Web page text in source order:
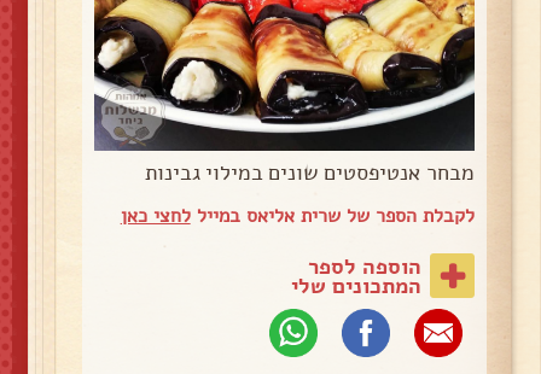
מבחר אנטיפסטים שונים במילוי גבינות
לקבלת הספר של שרית אליאס במייללחצי כאן
הוספה לספר
המתכונים שלי